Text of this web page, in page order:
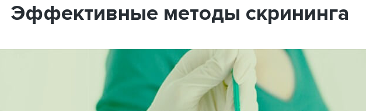
Эффективные методы скрининга